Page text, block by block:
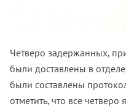
Четверо задержанных,
были доставлены в
были составлены
отметить, что все